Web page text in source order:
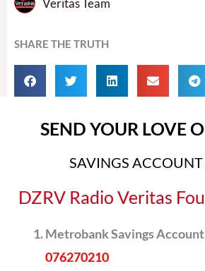
Veritas Team
SHARE THE TRUTH
SEND YOUR LOVE
SAVINGS
DZRV Radio Veritas
Metrobank Savings
076270210